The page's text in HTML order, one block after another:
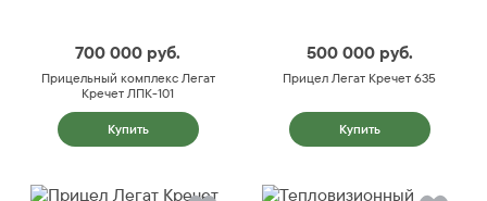
700 000 руб.
Прицельный комплекс Легат
Кречет ЛПК-101
Купить
500 000 руб.
Прицел Легат Кречет 635
Купить